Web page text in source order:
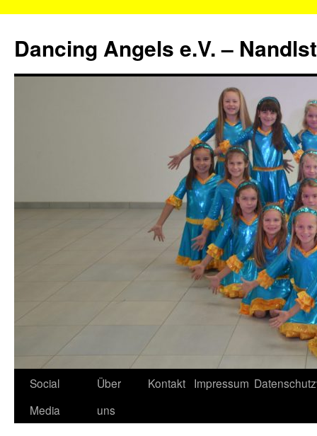
springen
Dancing Angels e.V. –
Social
Media
Über
uns
Kontakt Impressum